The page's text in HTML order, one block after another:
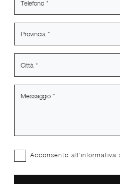
Acconsento all'informativa